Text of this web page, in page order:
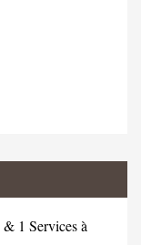
1 Services à